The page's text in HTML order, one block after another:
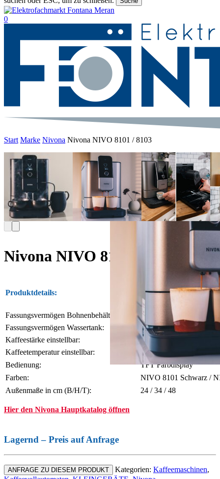
Suche
beenden
suche
0
Start Marke Nivona Nivona NIVO 8101 / 8103
Nivona NIVO 8101 / 8103
Produktdetails: Kaffee-Vollautomat
Fassungsvermögen Bohnenbehälter:
250 g
Fassungsvermögen Wassertank:
1,8 l
Kaffeestärke einstellbar:
in 5 Stufen
Kaffeetemperatur einstellbar:
in 3 Stufen
Bedienung:
TFT Farbdisplay
Farben:
NIVO 8101 Schwarz /
Außenmaße in cm (B/H/T):
24 / 34 / 48
Hier den Nivona Hauptkatalog öffnen
Lagernd – Preis auf Anfrage
ANFRAGE ZU DIESEM PRODUKT Kategorien: Kaffeemaschinen,